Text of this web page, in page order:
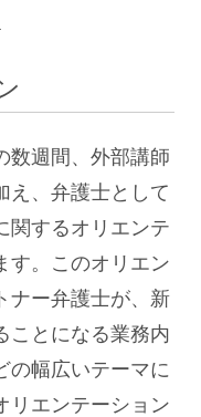
数週間、外部講師
え、弁護士として
関するオリエンテ
す。このオリエン
ナー弁護士が、新
ことになる業務内
の幅広いテーマに
リエンテーション